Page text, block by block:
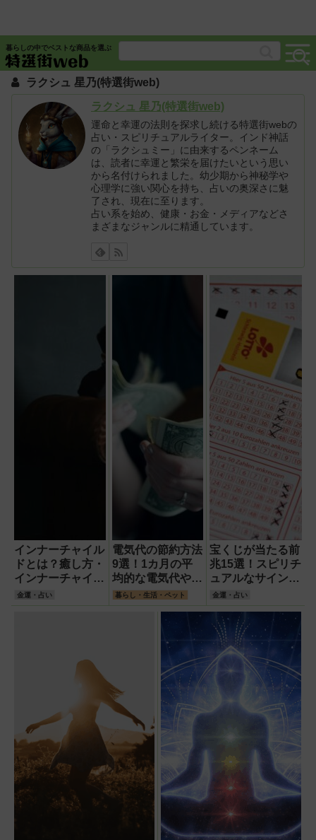
暮らしの中でベストな商品を選ぶ
ラクシュ 星乃(特選街web)
ラクシュ 星乃(特選街web)
運命と幸運の法則を探求し続ける特選街webの
占い・スピリチュアルライター。インド神話
の「ラクシュミー」に由来するペンネーム
は、読者に幸運と繁栄を届けたいという思い
から名付けられました。幼少期から神秘学や
心理学に強い関心を持ち、占いの奥深さに魅
了され、現在に至ります。
占い系を始め、健康・お金・メディアなどさ
まざまなジャンルに精通しています。
インナーチャイル
ドとは？癒し方・
インナーチャイル
ドを癒す4つのメ
金運・占い
電気代の節約方法
9選！1カ月の平
均的な電気代や電
気代がかかる理由
暮らし・生活・ペット
宝くじが当たる前
兆15選！スピリチ
ュアルなサインや
当たる可能性が高
解説！
金運・占い